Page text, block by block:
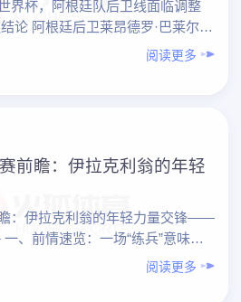
界杯，阿根廷队后卫线面临调整
这一变故直接打破了原本趋于……
阅读更多
前瞻：伊拉克利翁的年轻
：伊拉克利翁的年轻力量交锋——
特岛伊拉克利翁进行的希腊 vs ……
阅读更多